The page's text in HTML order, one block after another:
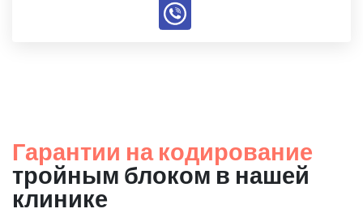
Гарантии на кодирование
тройным блоком в нашей
клинике